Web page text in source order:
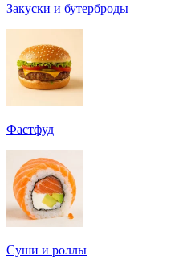
Закуски и бутерброды
Фастфуд
Суши и роллы